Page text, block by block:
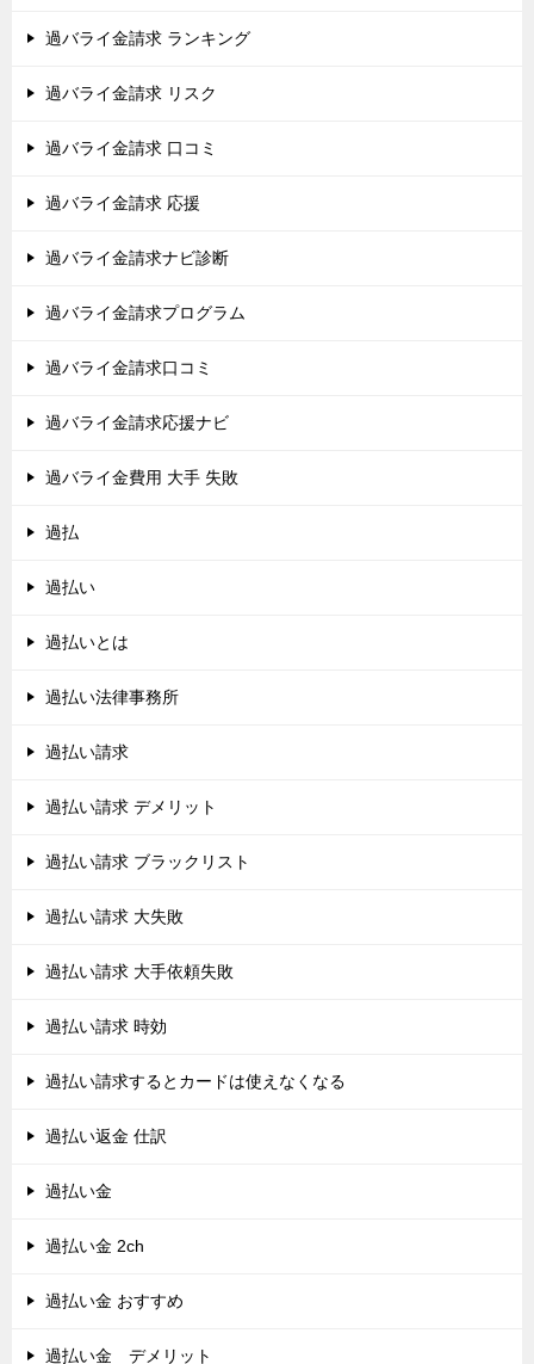
過バライ金請求 ランキング
過バライ金請求 リスク
過バライ金請求 口コミ
過バライ金請求 応援
過バライ金請求ナビ診断
過バライ金請求プログラム
過バライ金請求口コミ
過バライ金請求応援ナビ
過バライ金費用 大手 失敗
過払
過払い
過払いとは
過払い法律事務所
過払い請求
過払い請求 デメリット
過払い請求 ブラックリスト
過払い請求 大失敗
過払い請求 大手依頼失敗
過払い請求 時効
過払い請求するとカードは使えなくなる
過払い返金 仕訳
過払い金
過払い金 2ch
過払い金 おすすめ
過払い金 デメリット